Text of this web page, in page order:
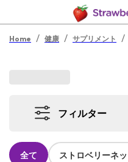
Home / 健康 / サプリメント /
フィルター
全て ストロベリーネ